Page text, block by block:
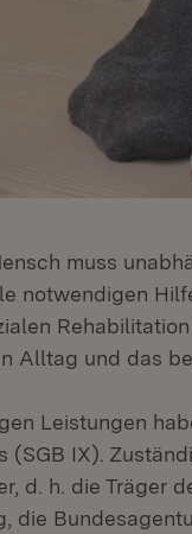
muss
notwendigen
Alltag und das
Leistungen
(SGB IX).
d. h. die Träger
die